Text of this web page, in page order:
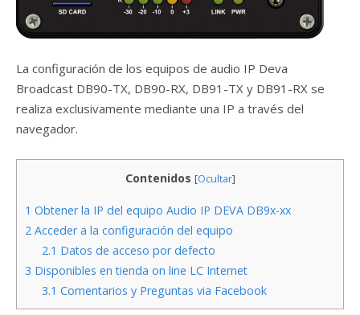
La configuración de los equipos de audio IP Deva
Broadcast DB90-TX, DB90-RX, DB91-TX y DB91-RX se
realiza exclusivamente mediante una IP a través del
navegador.
Contenidos [Ocultar]
1 Obtener la IP del equipo Audio IP DEVA DB9x-xx
2 Acceder a la configuración del equipo
2.1 Datos de acceso por defecto
3 Disponibles en tienda on line LC Internet
3.1 Comentarios y Preguntas via Facebook